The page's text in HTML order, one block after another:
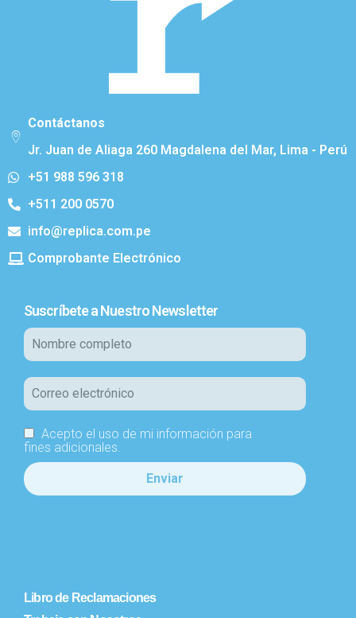
Contáctanos
Jr. Juan de Aliaga 260 Magdalena del Mar, Lima - Perú
+51 988 596 318
+511 200 0570
info@replica.com.pe
Comprobante Electrónico
Suscríbete a Nuestro Newsletter
Acepto el uso de mi información para
fines adicionales.
Libro de Reclamaciones